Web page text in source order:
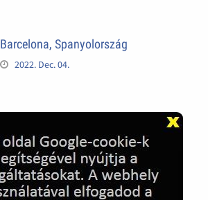
Barcelona, Spanyolország
2022. Dec. 04.
Hagymatikum | Makó fürdő
2022. Nov. 01.